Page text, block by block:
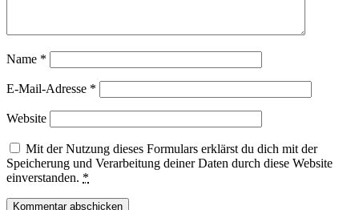
Name *
E-Mail-Adresse *
Website
Mit der Nutzung dieses Formulars erklärst du dich mit der
Speicherung und Verarbeitung deiner Daten durch diese Website
einverstanden. *